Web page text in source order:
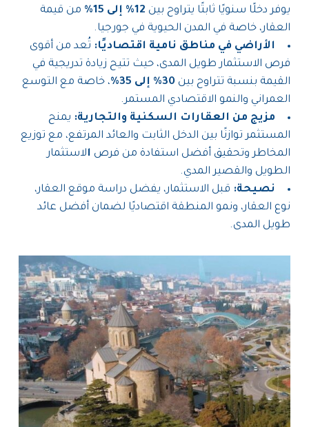
يوفر دخلًا سنويًا ثابتًا يتراوح بين 12% إلى 15%
من قيمة
العقار، خاصة في المدن الحيوية في جورجيا.
الأراضي في مناطق نامية اقتصاديًا: تُعد من أقوى
فرص الاستثمار طويل المدى، حيث تتيح زيادة تدريجية في
القيمة بنسبة تتراوح بين 30% إلى 35%
، خاصة مع التوسع
العمراني والنمو الاقتصادي المستمر.
مزيج من العقارات السكنية والتجارية: يمنح
المستثمر توازنًا بين الدخل الثابت والعائد المرتفع، مع توزيع
المخاطر وتحقيق أفضل استفادة من فرص الاستثمار
الطويل والقصير المدي.
نصيحة: قبل الاستثمار، يفضل دراسة موقع العقار،
نوع العقار، ونمو المنطقة اقتصاديًا لضمان أفضل عائد
طويل المدى.